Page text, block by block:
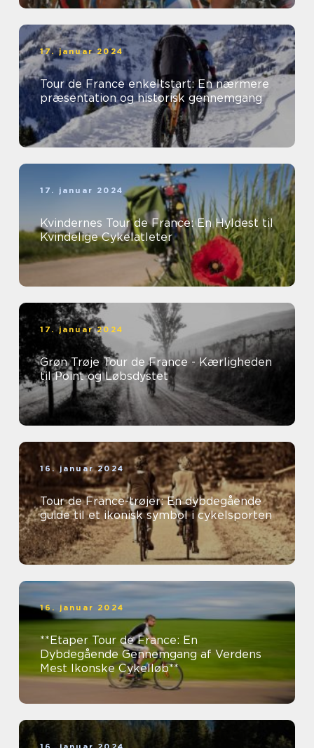
17. januar 2024
Tour de France enkeltstart: En nærmere
præsentation og historisk gennemgang
17. januar 2024
Kvindernes Tour de France: En Hyldest til
Kvindelige Cykelatleter
17. januar 2024
Grøn Trøje Tour de France - Kærligheden
til Point og Løbsdystet
16. januar 2024
Tour de France-trøjer: En dybdegående
guide til et ikonisk symbol i cykelsporten
16. januar 2024
**Etaper Tour de France: En
Dybdegående Gennemgang af Verdens
Mest Ikonske Cykelløb**